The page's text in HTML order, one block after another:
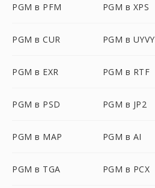
PGM в PFM PGM в XPS
PGM в CUR PGM в UYVY
PGM в EXR PGM в RTF
PGM в PSD PGM в JP2
PGM в MAP PGM в AI
PGM в TGA PGM в PCX